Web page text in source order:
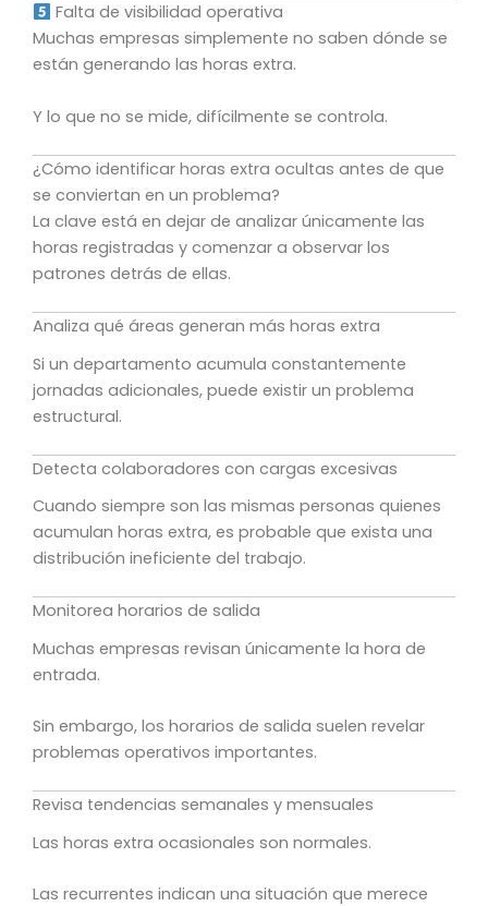
Falta de visibilidad operativa
Muchas empresas simplemente no saben dónde se
están generando las horas extra.
Y lo que no se mide, difícilmente se controla.
¿Cómo identificar horas extra ocultas antes de que
se conviertan en un problema?
La clave está en dejar de analizar únicamente las
horas registradas y comenzar a observar los
patrones detrás de ellas.
Analiza qué áreas generan más horas extra
Si un departamento acumula constantemente
jornadas adicionales, puede existir un problema
estructural.
Detecta colaboradores con cargas excesivas
Cuando siempre son las mismas personas quienes
acumulan horas extra, es probable que exista una
distribución ineficiente del trabajo.
Monitorea horarios de salida
Muchas empresas revisan únicamente la hora de
entrada.
Sin embargo, los horarios de salida suelen revelar
problemas operativos importantes.
Revisa tendencias semanales y mensuales
Las horas extra ocasionales son normales.
Las recurrentes indican una situación que merece